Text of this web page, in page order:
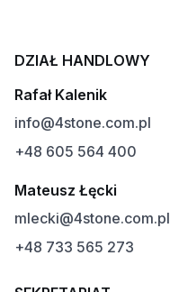
DZIAŁ HANDLOWY
Rafał Kalenik
info@4stone.com.pl
+48 605 564 400
Mateusz Łęcki
mlecki@4stone.com.pl
+48 733 565 273